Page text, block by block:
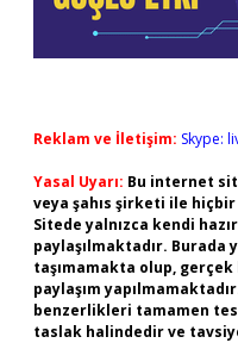
Reklam ve İletişim: Skype:
Yasal Uyarı: Bu internet
veya şahıs şirketi ile
Sitede yalnızca kendi
paylaşılmaktadır.
taşımamakta olup,
paylaşım
benzerlikleri tamamen
taslak halindedir ve